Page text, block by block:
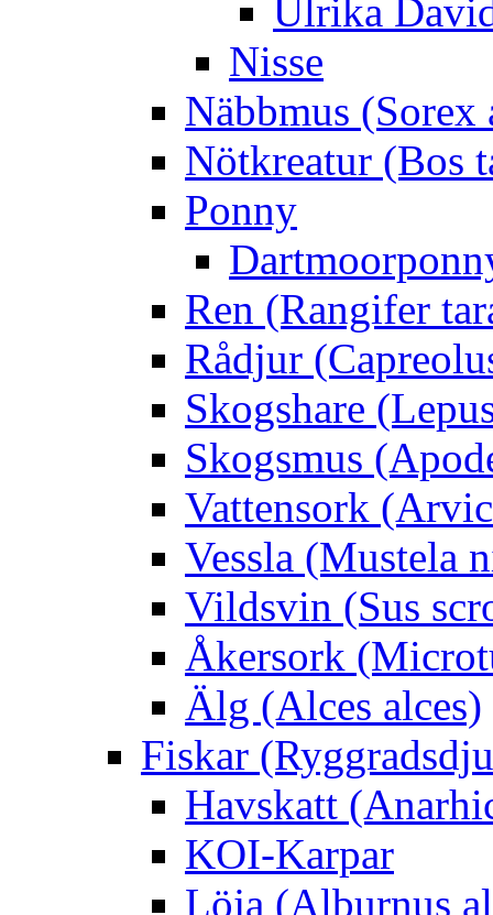
Ulrika
Nisse
Näbbmus (Sorex
Nötkreatur (Bos
Ponny
Ren (Rangifer
Rådjur
Skogshare
Skogsmus
Vattensork
Vessla (Mustela
Vildsvin (Sus
Åkersork
Älg (Alces alces)
Fiskar
Havskatt
KOI-Karpar
Löja (Alburnus